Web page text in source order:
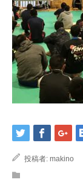
投稿者: makino